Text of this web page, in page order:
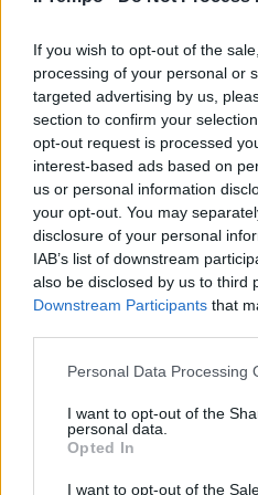
If you wish to opt-out of the
processing of your personal or
targeted advertising by us,
section to confirm your
opt-out request is processed
interest-based ads based on
us or personal information
your opt-out. You may
disclosure of your personal
IAB’s list of downstream
also be disclosed by us to third
Downstream Participants that
Personal Data Processing
I want to opt-out of the
personal data.
Opted In
I want to opt-out of the
particolarmente
subirà anche la
e di Beppe Grillo, la
alle ultime regionali.
Lazio. Regione
consultazioni,
interessi cospicui e
cattolica e sindacale
sondaggi hanno
sinistra, ma con Monti
prendere una piega
15 seggi a chi vince e
sconfitti. Se il terzo
Lazio o avrà un buon
Senato conquistati
governare. Uno scarto
tentare manovre di